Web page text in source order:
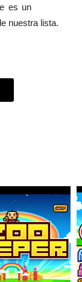
es un
nuestra lista.